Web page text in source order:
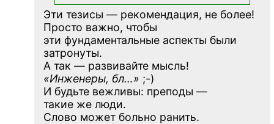
Эти тезисы — рекомендация, не более!
Просто важно, чтобы
эти фундаментальные аспекты были
затронуты.
А так — развивайте мысль!
«Инженеры, бл…» ;-)
И будьте вежливы: преподы —
такие же люди.
Слово может больно ранить.